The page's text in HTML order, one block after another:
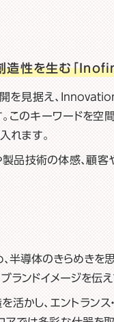
造性を生む「
見据え、Innovation
のキーワードを空間
れます。
品技術の体感、顧
半導体のきらめき
ランドイメージを伝え
かし、エントラン